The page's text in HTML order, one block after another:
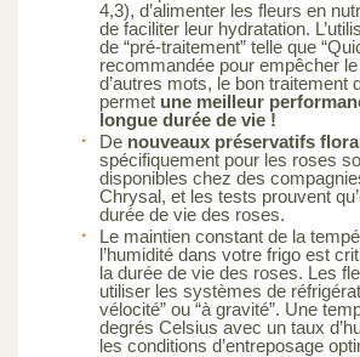
4,3), d’alimenter les fleurs en
de faciliter leur hydratation.
de “pré-traitement” telle que
recommandée pour empêcher
d’autres mots, le bon traitement
permet une meilleur
longue durée de vie !
De nouveaux préservatifs
spécifiquement pour les roses
disponibles chez des
Chrysal, et les tests prouvent
durée de vie des roses.
Le maintien constant de la
l’humidité dans votre frigo est
la durée de vie des roses. Les
utiliser les systèmes de
vélocité” ou “à gravité”. Une
degrés Celsius avec un taux
les conditions d’entreposage